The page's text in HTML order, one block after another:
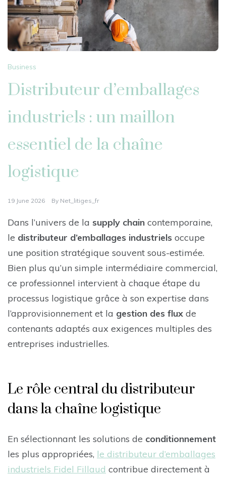
Business
Distributeur d’emballages
industriels : un maillon
essentiel de la chaîne
logistique
19 June 2026 By Net_litiges_fr
Dans l’univers de la supply chain contemporaine,
le distributeur d’emballages industriels occupe
une position stratégique souvent sous-estimée.
Bien plus qu’un simple intermédiaire commercial,
ce professionnel intervient à chaque étape du
processus logistique grâce à son expertise dans
l’approvisionnement et la gestion des flux de
contenants adaptés aux exigences multiples des
entreprises industrielles.
Le rôle central du distributeur
dans la chaîne logistique
En sélectionnant les solutions de conditionnement
les plus appropriées, le distributeur d’emballages
industriels Fidel Fillaud contribue directement à